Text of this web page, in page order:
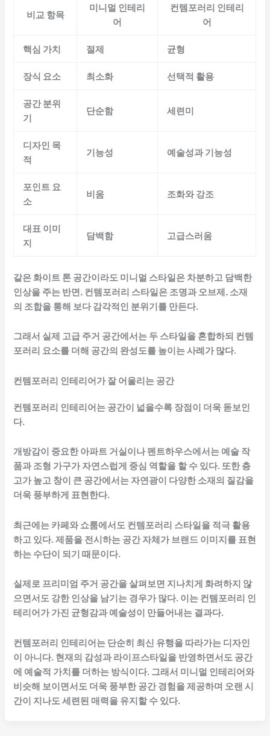
비교 항목
미니멀 인테리
어
컨템포러리 인테리
어
핵심 가치 절제 균형
장식 요소 최소화 선택적 활용
공간 분위
기
단순함 세련미
디자인 목
적
기능성 예술성과 기능성
포인트 요
소
비움 조화와 강조
대표 이미
지
담백함 고급스러움
같은 화이트 톤 공간이라도 미니멀 스타일은 차분하고 담백한
인상을 주는 반면, 컨템포러리 스타일은 조명과 오브제, 소재
의 조합을 통해 보다 감각적인 분위기를 만든다.
그래서 실제 고급 주거 공간에서는 두 스타일을 혼합하되 컨템
포러리 요소를 더해 공간의 완성도를 높이는 사례가 많다.
컨템포러리 인테리어가 잘 어울리는 공간
컨템포러리 인테리어는 공간이 넓을수록 장점이 더욱 돋보인
다.
개방감이 중요한 아파트 거실이나 펜트하우스에서는 예술 작
품과 조형 가구가 자연스럽게 중심 역할을 할 수 있다. 또한 층
고가 높고 창이 큰 공간에서는 자연광이 다양한 소재의 질감을
더욱 풍부하게 표현한다.
최근에는 카페와 쇼룸에서도 컨템포러리 스타일을 적극 활용
하고 있다. 제품을 전시하는 공간 자체가 브랜드 이미지를 표현
하는 수단이 되기 때문이다.
실제로 프리미엄 주거 공간을 살펴보면 지나치게 화려하지 않
으면서도 강한 인상을 남기는 경우가 많다. 이는 컨템포러리 인
테리어가 가진 균형감과 예술성이 만들어내는 결과다.
컨템포러리 인테리어는 단순히 최신 유행을 따라가는 디자인
이 아니다. 현재의 감성과 라이프스타일을 반영하면서도 공간
에 예술적 가치를 더하는 방식이다. 그래서 미니멀 인테리어와
비슷해 보이면서도 더욱 풍부한 공간 경험을 제공하며 오랜 시
간이 지나도 세련된 매력을 유지할 수 있다.